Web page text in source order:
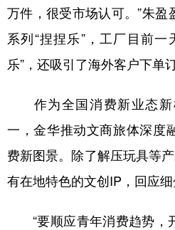
万件，很受市场认可。”朱
系列“捏捏乐”，工厂目前一
乐”，还吸引了海外客户下单订
作为全国消费新业态新
一，金华推动文商旅体深度
费新图景。除了解压玩具等
有在地特色的文创IP，回应细
“要顺应青年消费趋势，